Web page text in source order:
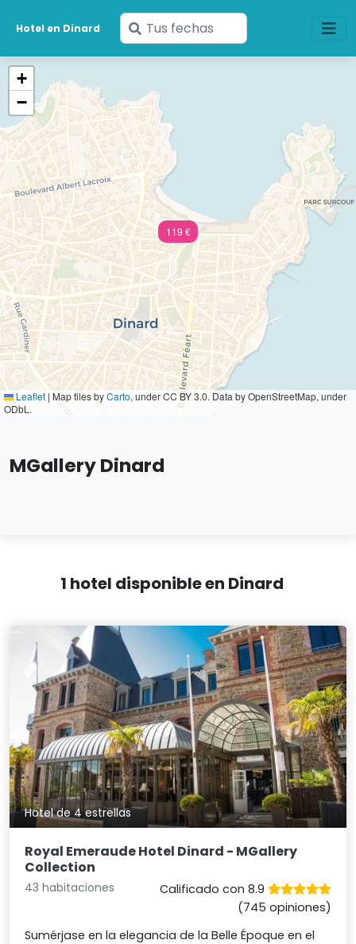
Hotel en Dinard
Ingresa
tus
119 €
+
−
Leaflet | Map tiles byCarto, under CC BY 3.0. Data by OpenStreetMap, under
ODbL.
MGallery Dinard
1 hotel disponible en Dinard
Hotel de 4 estrellas
Royal Emeraude Hotel Dinard - MGallery
Collection
43 habitaciones
Calificado con 8.9
(745 opiniones)
Sumérjase en la elegancia de la Belle Époque en el